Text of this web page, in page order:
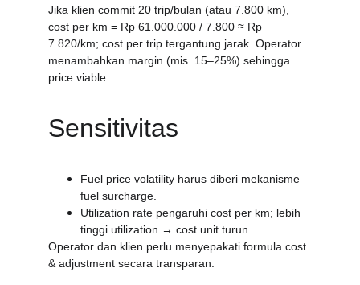
Jika klien commit 20 trip/bulan (atau 7.800 km),
cost per km = Rp 61.000.000 / 7.800 ≈ Rp
7.820/km; cost per trip tergantung jarak. Operator
menambahkan margin (mis. 15–25%) sehingga
price viable.
Sensitivitas
Fuel price volatility harus diberi mekanisme
fuel surcharge.
Utilization rate pengaruhi cost per km; lebih
tinggi utilization → cost unit turun.
Operator dan klien perlu menyepakati formula cost
& adjustment secara transparan.